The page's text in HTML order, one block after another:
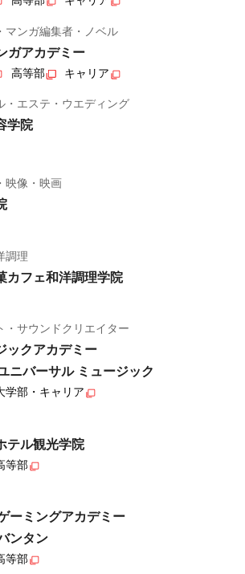
マンガ編集者・ノベル
ガアカデミー
高等部 キャリア
・エステ・ウエディング
学院
映像・映画
調理
カフェ和洋調理学院
・サウンドクリエイター
ックアカデミー
ニバーサル ミュージック
学部・キャリア
テル観光学院
等部
ーミングアカデミー
ンタン
等部